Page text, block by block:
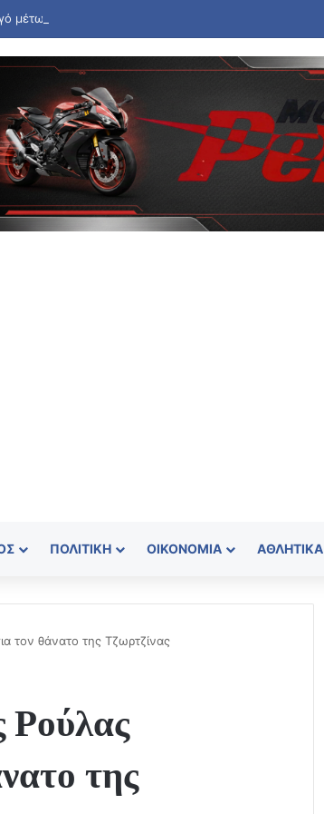
μέτωπο η πυρκαγιά στην Ερμακιά
ΠΟΛΙΤΙΚΉ ΟΙΚΟΝΟΜΊΑ ΑΘΛΗΤΙΚΆ
τον θάνατο της Τζωρτζίνας
Ρούλας
της